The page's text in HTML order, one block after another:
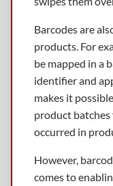
Barcodes are
products. For
be mapped in a
identifier and
makes it
product
occurred in
However,
comes to